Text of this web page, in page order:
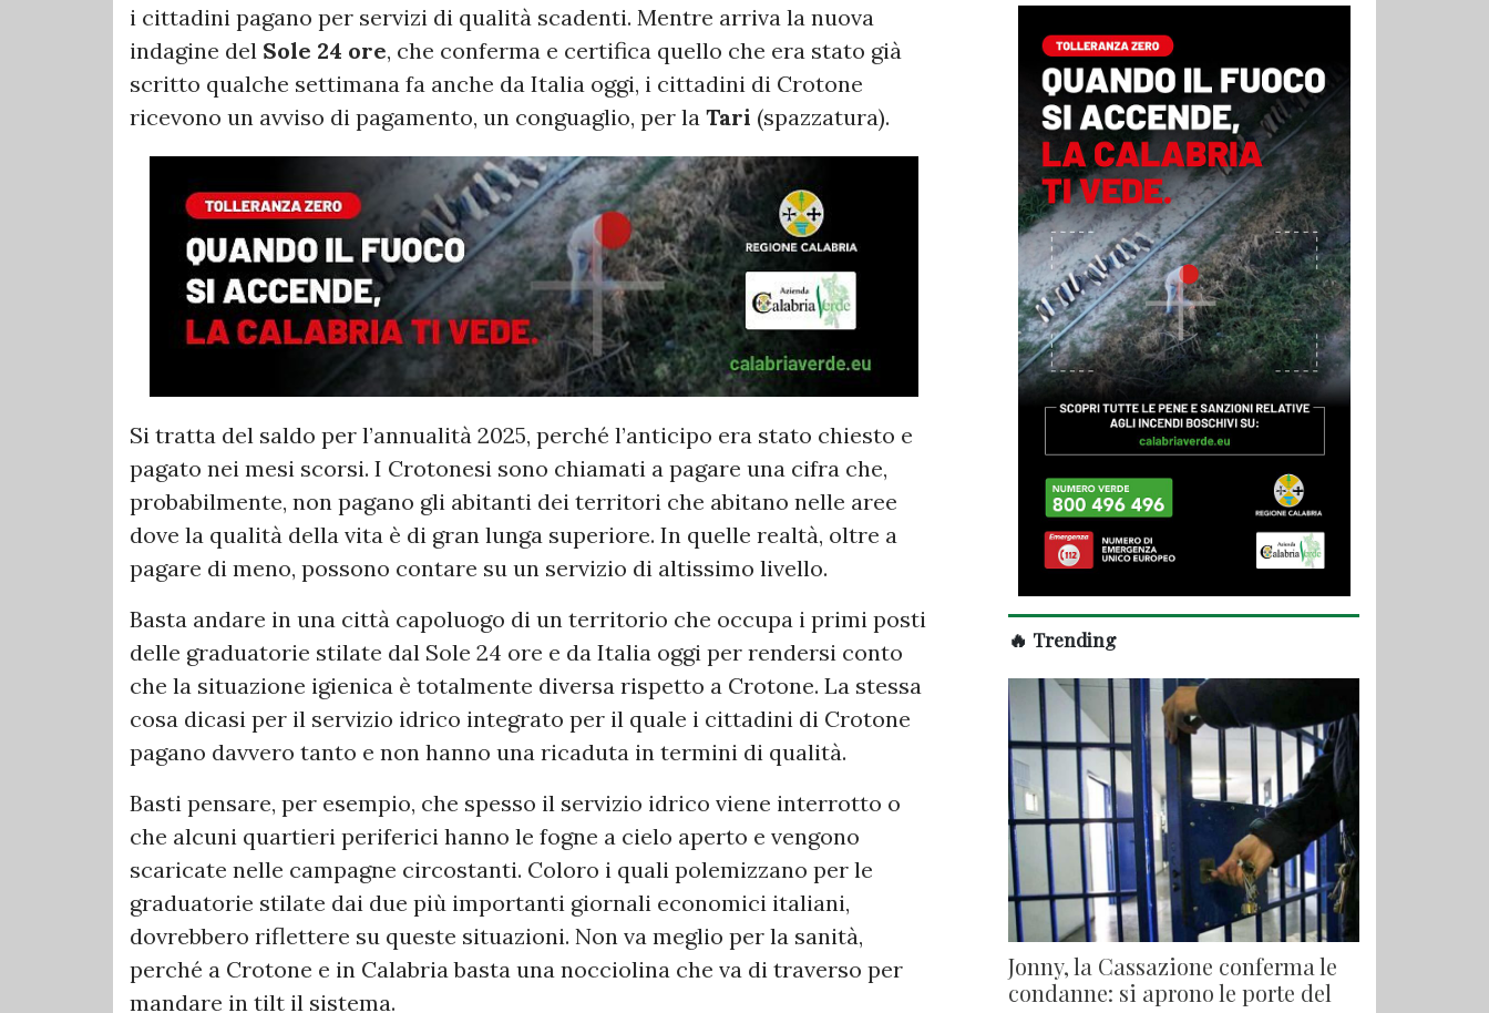
i cittadini pagano per servizi di qualità scadenti. Mentre arriva la nuova
indagine del Sole 24 ore, che conferma e certifica quello che era stato già
scritto qualche settimana fa anche da Italia oggi, i cittadini di Crotone
ricevono un avviso di pagamento, un conguaglio, per la Tari (spazzatura).
Si tratta del saldo per l’annualità 2025, perché l’anticipo era stato chiesto e
pagato nei mesi scorsi. I Crotonesi sono chiamati a pagare una cifra che,
probabilmente, non pagano gli abitanti dei territori che abitano nelle aree
dove la qualità della vita è di gran lunga superiore. In quelle realtà, oltre a
pagare di meno, possono contare su un servizio di altissimo livello.
Basta andare in una città capoluogo di un territorio che occupa i primi posti
delle graduatorie stilate dal Sole 24 ore e da Italia oggi per rendersi conto
che la situazione igienica è totalmente diversa rispetto a Crotone. La stessa
cosa dicasi per il servizio idrico integrato per il quale i cittadini di Crotone
pagano davvero tanto e non hanno una ricaduta in termini di qualità.
Basti pensare, per esempio, che spesso il servizio idrico viene interrotto o
che alcuni quartieri periferici hanno le fogne a cielo aperto e vengono
scaricate nelle campagne circostanti. Coloro i quali polemizzano per le
graduatorie stilate dai due più importanti giornali economici italiani,
dovrebbero riflettere su queste situazioni. Non va meglio per la sanità,
perché a Crotone e in Calabria basta una nocciolina che va di traverso per
mandare in tilt il sistema.
🔥 Trending
Jonny, la Cassazione conferma le
condanne: si aprono le porte del